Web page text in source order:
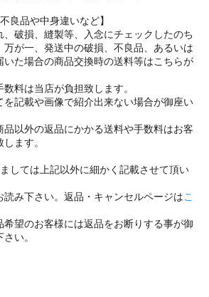
良品や中身違いなど】
、破損、縫製等、入念にチェックしたのち
万が一、発送中の破損、不良品、あるいは
いた場合の商品交換時の送料等はこちらが
料は当店が負担致します。
を記載や画像で紹介出来ない場合が御座い
以外の返品にかかる送料や手数料はお客
ます。
しては上記以外に細かく記載させて頂い
読み下さい。返品・キャンセルページはこ
希望のお客様には返品をお断りする事が御
い。